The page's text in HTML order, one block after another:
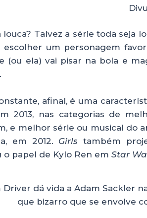
louca? Talvez a série toda seja
escolher um personagem
(ou ela) vai pisar na bola e
afinal, é uma
2013, nas categorias de
e melhor série ou musical do
em 2012. Girls também
o papel de Kylo Ren em Star
Driver dá vida a Adam Sackler
que bizarro que se envolve